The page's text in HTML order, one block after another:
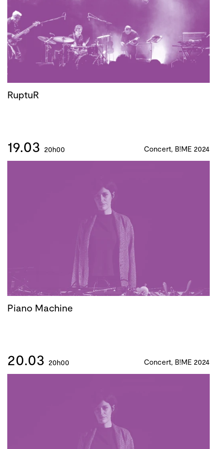
RuptuR
19.03 20h00 Concert, B!ME 2024
Piano Machine
20.03 20h00 Concert, B!ME 2024